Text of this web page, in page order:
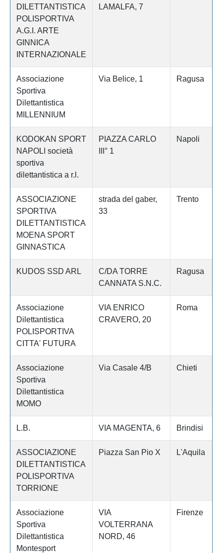
DILETTANTISTICA
POLISPORTIVA
A.G.I. ARTE
GINNICA
INTERNAZIONALE
LAMALFA, 7
Associazione
Sportiva
Dilettantistica
MILLENNIUM
Via Belice, 1 Ragusa
KODOKAN SPORT
NAPOLI società
sportiva
dilettantistica a r.l.
PIAZZA CARLO
III° 1
Napoli
ASSOCIAZIONE
SPORTIVA
DILETTANTISTICA
MOENA SPORT
GINNASTICA
strada del gaber,
33
Trento
KUDOS SSD ARL
C/DA TORRE
CANNATA S.N.C.
Ragusa
Associazione
Dilettantistica
POLISPORTIVA
CITTA' FUTURA
VIA ENRICO
CRAVERO, 20
Roma
Associazione
Sportiva
Dilettantistica
MOMO
Via Casale 4/B Chieti
L.B. VIA MAGENTA, 6 Brindisi
ASSOCIAZIONE
DILETTANTISTICA
POLISPORTIVA
TORRIONE
Piazza San Pio X L'Aquila
Associazione
Sportiva
Dilettantistica
Montesport
VIA
VOLTERRANA
NORD, 46
Firenze